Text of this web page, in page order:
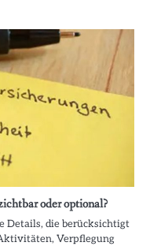
oder optional?
Details, die berücksichtigt
Verpflegung